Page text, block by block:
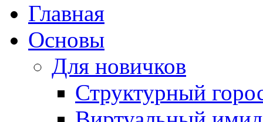
Главная
Основы
Для новичков
Структурный